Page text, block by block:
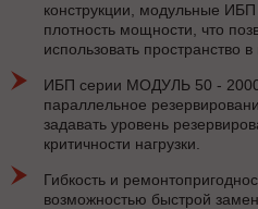
конструкции, модульные
плотность мощности, что
использовать пространство
ИБП серии МОДУЛЬ 50 -
параллельное
задавать уровень
критичности нагрузки.
Гибкость и
возможностью быстрой